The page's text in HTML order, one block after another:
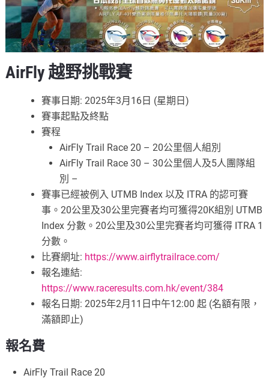
AirFly 越野挑戰賽
賽事日期: 2025年3月16日 (星期日)
賽事起點及終點
賽程
AirFly Trail Race 20 – 20公里個人組別
AirFly Trail Race 30 – 30公里個人及5人團隊組
別 –
賽事已經被例入 UTMB Index 以及 ITRA 的認可賽
事。20公里及30公里完賽者均可獲得20K組別 UTMB
Index 分數。20公里及30公里完賽者均可獲得 ITRA 1
分數。
比賽網址: https://www.airflytrailrace.com/
報名連結:
https://www.raceresults.com.hk/event/384
報名日期: 2025年2月11日中午12:00 起 (名額有限，
滿額即止)
報名費
AirFly Trail Race 20